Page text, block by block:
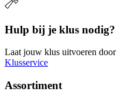
Hulp bij je klus nodig?
Laat jouw klus uitvoeren
Klusservice
Assortiment